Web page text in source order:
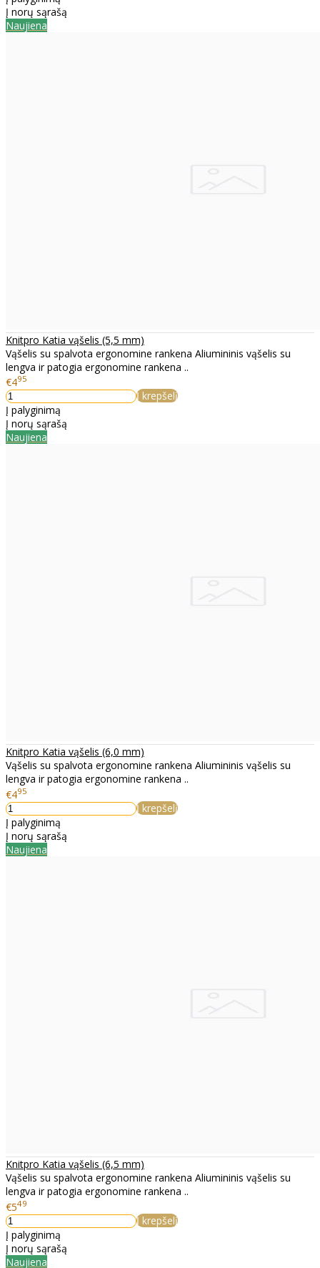
Į norų sąrašą
Naujiena
Knitpro Katia vąšelis (5,5 mm)
Vąšelis su spalvota ergonomine rankena Aliumininis vąšelis su
lengva ir patogia ergonomine rankena ..
€495
Į krepšelį
Į palyginimą
Į norų sąrašą
Naujiena
Knitpro Katia vąšelis (6,0 mm)
Vąšelis su spalvota ergonomine rankena Aliumininis vąšelis su
lengva ir patogia ergonomine rankena ..
€495
Į krepšelį
Į palyginimą
Į norų sąrašą
Naujiena
Knitpro Katia vąšelis (6,5 mm)
Vąšelis su spalvota ergonomine rankena Aliumininis vąšelis su
lengva ir patogia ergonomine rankena ..
€549
Į krepšelį
Į palyginimą
Į norų sąrašą
Naujiena